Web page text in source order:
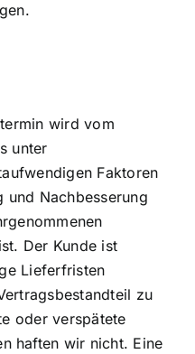
wird vom
unter
Faktoren
und Nachbesserung
Der Kunde ist
Lieferfristen
zu
oder verspätete
haften wir nicht. Eine